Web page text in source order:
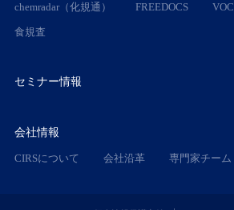
chemradar（化規通） FREEDOCS VOC
食規査
セミナー情報
会社情報
CIRSについて 会社沿革 専門家チーム